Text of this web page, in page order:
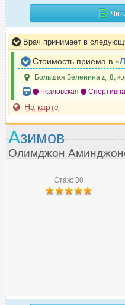
Кардиолог
Кинезиолог
Колопроктолог
Косметолог
Косметолог-дерматолог
Л
Лазерный хирург
Логопед
Врач принимает в
Стоимость приёма в «
Большая Зеленина д. 8,
Чкаловская
На карте
Стаж: 30
Азимов
Олимджон